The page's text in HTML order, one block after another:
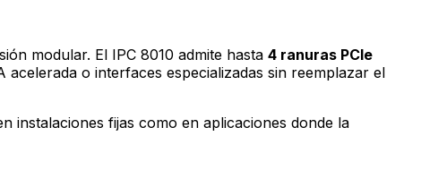
modular. El IPC 8010 admite hasta 4 ranuras PCIe
o interfaces especializadas sin reemplazar el
instalaciones fijas como en aplicaciones donde la